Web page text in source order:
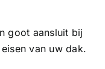
goot aansluit bij
van uw dak.